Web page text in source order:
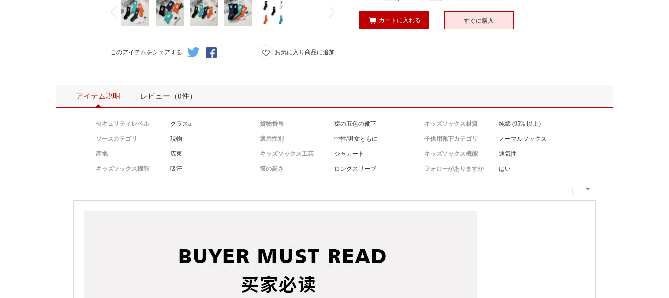
このアイテムをシェアする お気に入り商品に追加
カートに入れる すぐに購入
アイテム説明 レビュー（0件）
セキュリティレベル クラスa 貨物番号 猿の五色の靴下 キッズソックス材質 純綿 (95% 以上)
ソースカテゴリ 現物 適用性別 中性/男女ともに 子供用靴下カテゴリ ノーマルソックス
産地 広東 キッズソックス工芸 ジャカード キッズソックス機能 通気性
キッズソックス機能 吸汗 筒の高さ ロングスリーブ フォローがありますか はい